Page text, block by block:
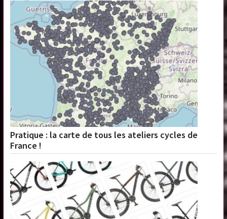
Pratique : la carte de tous les ateliers cycles de
France !